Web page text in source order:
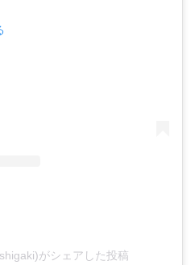
がシェアした投稿